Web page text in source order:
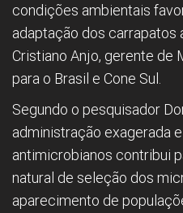
condições ambientais
adaptação dos carrapatos
Cristiano Anjo, gerente de
para o Brasil e Cone Sul.
Segundo o pesquisador
administração exagerada
antimicrobianos contribui
natural de seleção dos
aparecimento de